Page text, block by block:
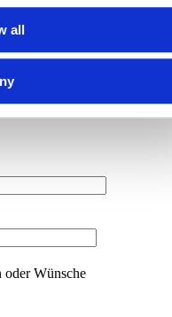
all
oder Wünsche